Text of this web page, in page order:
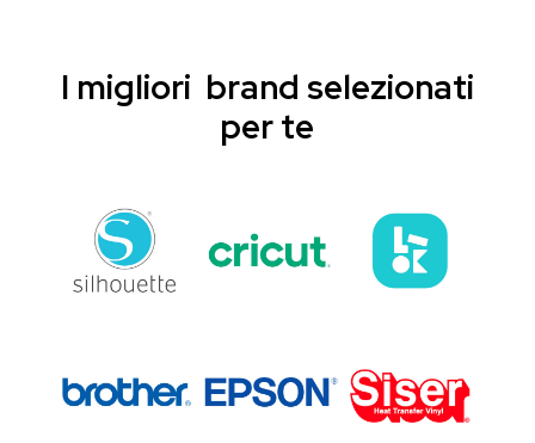
I migliori brand selezionati
per te